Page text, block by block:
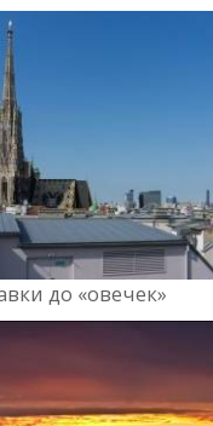
до «овечек»